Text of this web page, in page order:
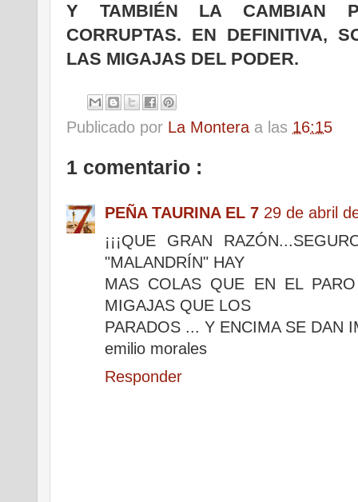
Y TAMBIÉN LA CAMBIAN
CORRUPTAS. EN DEFINITIVA,
LAS MIGAJAS DEL PODER.
Publicado por La Montera a las 16:15
1 comentario :
PEÑA TAURINA EL 7 29 de abril
¡¡¡QUE GRAN
"MALANDRÍN" HAY
MAS COLAS QUE EN EL
MIGAJAS QUE LOS
PARADOS ... Y ENCIMA SE DAN
emilio morales
Responder